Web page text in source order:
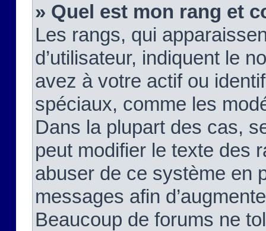
» Quel est mon rang et
Les rangs, qui
d’utilisateur, indiquent le
avez à votre actif ou
spéciaux, comme les
Dans la plupart des cas,
peut modifier le texte des
abuser de ce système en
messages afin
Beaucoup de forums ne